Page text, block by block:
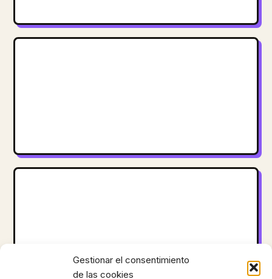
Gestionar el consentimiento
de las cookies